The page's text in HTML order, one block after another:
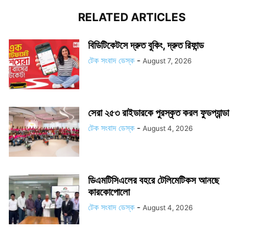
RELATED ARTICLES
বিডিটিকেটসে দ্রুত বুকিং, দ্রুত রিফান্ড
টেক সংবাদ ডেস্ক - August 7, 2026
সেরা ২৫৩ রাইডারকে পুরস্কৃত করল ফুডপ্যান্ডা
টেক সংবাদ ডেস্ক - August 4, 2026
ডিএমটিসিএলের বহরে টেলিমেটিকস আনছে
কারকোপোলো
টেক সংবাদ ডেস্ক - August 4, 2026